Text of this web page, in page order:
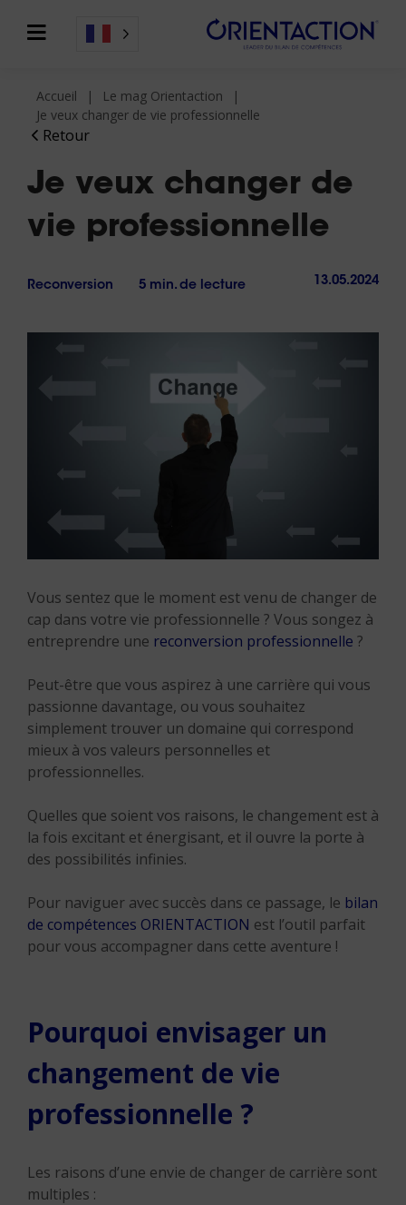
Retour
Accueil
Le mag Orientaction
Je veux changer de vie professionnelle
Je veux changer de
vie professionnelle
Reconversion 5 min. de lecture 13.05.2024
Vous sentez que le moment est venu de changer de
cap dans votre vie professionnelle ? Vous songez à
entreprendre une reconversion professionnelle ?
Peut-être que vous aspirez à une carrière qui vous
passionne davantage, ou vous souhaitez
simplement trouver un domaine qui correspond
mieux à vos valeurs personnelles et
professionnelles.
Quelles que soient vos raisons, le changement est à
la fois excitant et énergisant, et il ouvre la porte à
des possibilités infinies.
Pour naviguer avec succès dans ce passage, le bilan
de compétences ORIENTACTION est l’outil parfait
pour vous accompagner dans cette aventure !
Pourquoi envisager un
changement de vie
professionnelle ?
Les raisons d’une envie de changer de carrière sont
multiples :